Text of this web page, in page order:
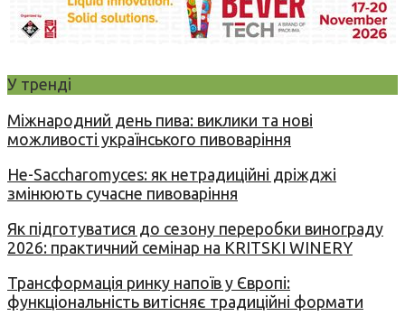
У тренді
Міжнародний день пива: виклики та нові
можливості українського пивоваріння
Не-Saccharomyces: як нетрадиційні дріжджі
змінюють сучасне пивоваріння
Як підготуватися до сезону переробки винограду
2026: практичний семінар на KRITSKI WINERY
Трансформація ринку напоїв у Європі:
функціональність витісняє традиційні формати